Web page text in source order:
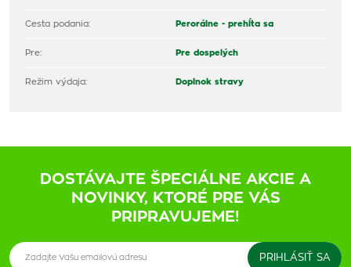
Cesta podania: Perorálne - prehĺta sa
Pre: Pre dospelých
Režim výdaja: Doplnok stravy
DOSTÁVAJTE ŠPECIÁLNE AKCIE A
NOVINKY, KTORÉ PRE VÁS
PRIPRAVUJEME!